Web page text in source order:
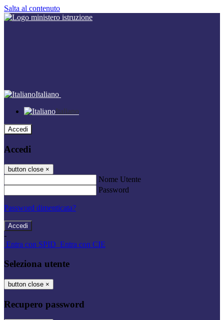
Salta al contenuto
Italiano
Italiano
Accedi
Accedi
button close ×
Nome Utente
Password
Password dimenticata?
-
Entra con SPID Entra con CIE
Seleziona utente
button close ×
Recupero password